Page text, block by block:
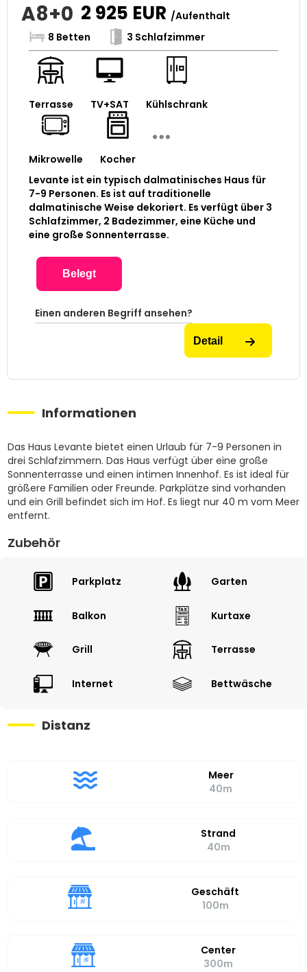
A8+0 2 925 EUR /Aufenthalt
8 Betten
3 Schlafzimmer
Terrasse TV+SAT Kühlschrank
Mikrowelle
Kocher
Levante ist ein typisch dalmatinisches Haus für
7-9 Personen. Es ist auf traditionelle
dalmatinische Weise dekoriert. Es verfügt über 3
Schlafzimmer, 2 Badezimmer, eine Küche und
eine große Sonnenterrasse.
Belegt
Einen anderen Begriff ansehen?
Detail
Informationen
Das Haus Levante bietet einen Urlaub für 7-9 Personen in
drei Schlafzimmern. Das Haus verfügt über eine große
Sonnenterrasse und einen intimen Innenhof. Es ist ideal für
größere Familien oder Freunde. Parkplätze sind vorhanden
und ein Grill befindet sich im Hof. Es liegt nur 40 m vom Meer
entfernt.
Zubehör
Parkplatz Garten
Balkon Kurtaxe
Grill Terrasse
Internet Bettwäsche
Distanz
Meer
40m
Strand
40m
Geschäft
100m
Center
300m